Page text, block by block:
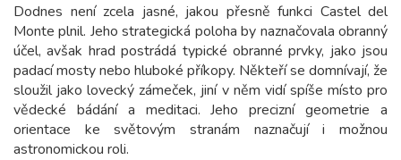
Dodnes není zcela jasné, jakou přesně funkci Castel del
Monte plnil. Jeho strategická poloha by naznačovala obranný
účel, avšak hrad postrádá typické obranné prvky, jako jsou
padací mosty nebo hluboké příkopy. Někteří se domnívají, že
sloužil jako lovecký zámeček, jiní v něm vidí spíše místo pro
vědecké bádání a meditaci. Jeho precizní geometrie a
orientace ke světovým stranám naznačují i možnou
astronomickou roli.